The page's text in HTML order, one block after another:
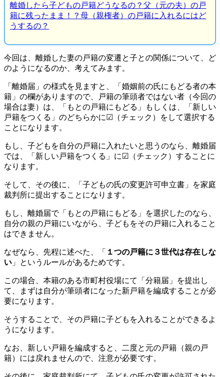
離婚したら子どもの戸籍どうなるの？父（元の夫）の戸
籍に残ったまま！？母（親権者）の戸籍に入れるにはど
うするの？
今回は、離婚した妻の戸籍の変遷と子との関係について、ど
のようになるのか、考えてみます。
「離婚届」の様式を見ますと、「婚姻前の氏にもどる者の本
籍」の欄がありますので、戸籍の筆頭者ではない者（今回の
場合は妻）は、「もとの戸籍にもどる」もしくは、「新しい
戸籍をつくる」のどちらかに☑（チェック）をして選択する
ことになります。
もし、子どもを自分の戸籍に入れたいと思うのなら、離婚届
では、「新しい戸籍をつくる」に☑（チェック）することに
なります。
そして、その後に、「子どもの氏の変更許可申立書」を家庭
裁判所に提出することになります。
もし、離婚届で「もとの戸籍にもどる」を選択したのなら、
自分の親の戸籍にいながら、子どもをその戸籍に入れること
はできません。
なぜなら、先程に述べた、「 １つの戸籍に３世代は存在しな
い 」というルールがあるためです。
この場合、本籍のある市町村役場にて「分籍届」を提出し
て、まずは自分が筆頭者になった新戸籍を編成することが必
要になります。
そうすることで、その戸籍に子どもを入れることができるよ
うになります。
なお、新しい戸籍を編成すると、二度と元の戸籍（親の戸
籍）には戻れませんので、注意が必要です。